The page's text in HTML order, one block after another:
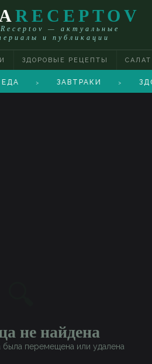
RECEPTOV
— актуальные
и публикации
ЗДОРОВЫЕ РЕЦЕПТЫ
ЕДА > ЗАВТРАКИ >
не найдена
перемещена или удалена